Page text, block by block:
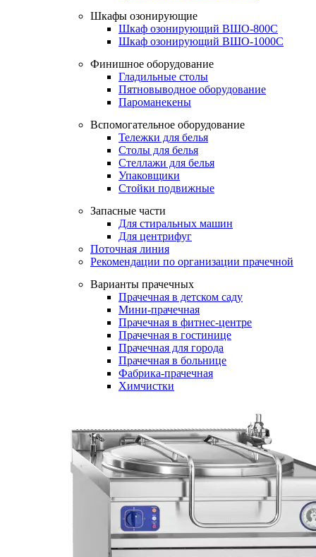
Шкафы озонирующие
Шкаф озонирующий ВШО-800С
Шкаф озонирующий ВШО-1000С
Финишное оборудование
Гладильные столы
Пятновыводное оборудование
Пароманекены
Вспомогательное оборудование
Тележки для белья
Столы для белья
Стеллажи для белья
Упаковщики
Стойки подвижные
Запасные части
Для стиральных машин
Для центрифуг
Поточная линия
Рекомендации по организации прачечной
Варианты прачечных
Прачечная в детском саду
Мини-прачечная
Прачечная в фитнес-центре
Прачечная в гостинице
Прачечная для города
Прачечная в больнице
Фабрика-прачечная
Химчистки